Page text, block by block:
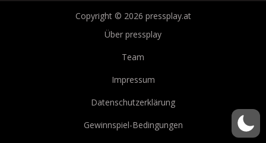
Copyright © 2026 pressplay.at
Über pressplay
Team
Impressum
Datenschutzerklärung
Gewinnspiel-Bedingungen